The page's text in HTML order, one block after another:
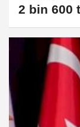
2 bin 600